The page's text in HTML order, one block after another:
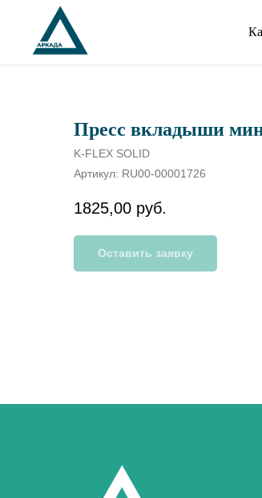
Пресс вкладыши
K-FLEX SOLID
Артикул: RU00-00001726
1825,00 руб.
Оставить заявку